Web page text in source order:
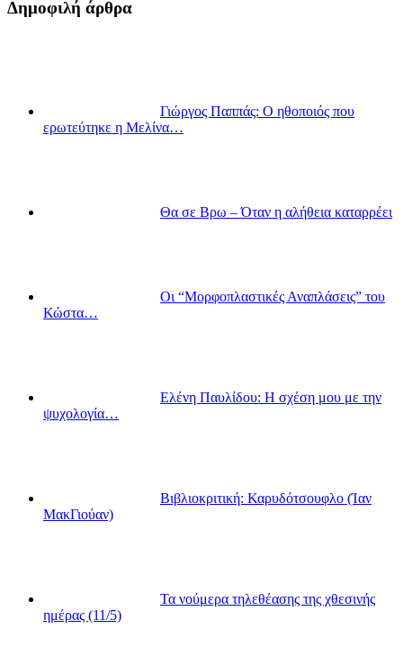
Δημοφιλή άρθρα
Γιώργος Παππάς: Ο ηθοποιός που
ερωτεύτηκε η Μελίνα…
Θα σε Βρω – Όταν η αλήθεια καταρρέει
Οι “Μορφοπλαστικές Αναπλάσεις” του
Κώστα…
Ελένη Παυλίδου: Η σχέση μου με την
ψυχολογία…
Βιβλιοκριτική: Καρυδότσουφλο (Ίαν
ΜακΓιούαν)
Τα νούμερα τηλεθέασης της χθεσινής
ημέρας (11/5)